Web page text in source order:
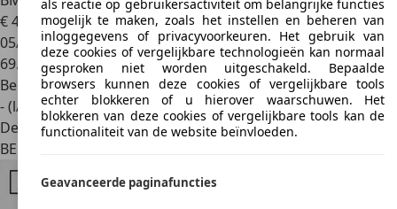
€ 40.4951
05/2023
69.000 km
Benzine
- (l/100 km)
Dealer
BE 8570
als reactie op gebruikersactiviteit om belangrijke functies
mogelijk te maken, zoals het instellen en beheren van
inloggegevens of privacyvoorkeuren. Het gebruik van
deze cookies of vergelijkbare technologieën kan normaal
gesproken niet worden uitgeschakeld. Bepaalde
browsers kunnen deze cookies of vergelijkbare tools
echter blokkeren of u hierover waarschuwen. Het
blokkeren van deze cookies of vergelijkbare tools kan de
functionaliteit van de website beïnvloeden.
Geavanceerde paginafuncties